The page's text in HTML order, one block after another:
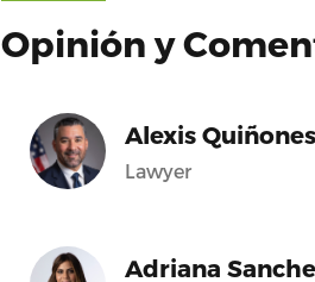
Opinión y
Alexis Quiñones
Lawyer
Adriana